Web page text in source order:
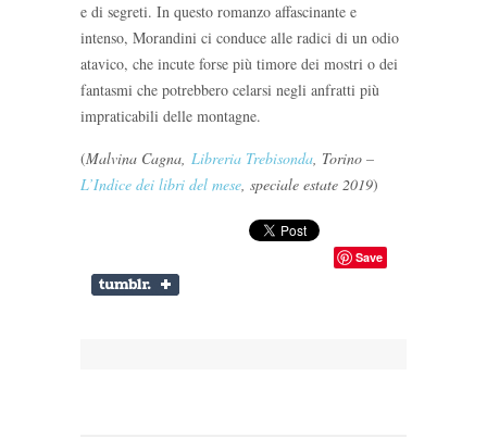
e di segreti. In questo romanzo affascinante e
intenso, Morandini ci conduce alle radici di un odio
atavico, che incute forse più timore dei mostri o dei
fantasmi che potrebbero celarsi negli anfratti più
impraticabili delle montagne.
(Malvina Cagna, Libreria Trebisonda, Torino –
L’Indice dei libri del mese, speciale estate 2019)
Save